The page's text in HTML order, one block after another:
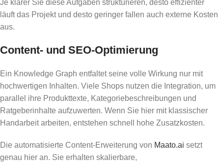
Je klarer Sie diese Aufgaben strukturieren, desto effizienter
läuft das Projekt und desto geringer fallen auch externe Kosten
aus.
Content- und SEO-Optimierung
Ein Knowledge Graph entfaltet seine volle Wirkung nur mit
hochwertigen Inhalten. Viele Shops nutzen die Integration, um
parallel ihre Produkttexte, Kategoriebeschreibungen und
Ratgeberinhalte aufzuwerten. Wenn Sie hier mit klassischer
Handarbeit arbeiten, entstehen schnell hohe Zusatzkosten.
Die automatisierte Content-Erweiterung von Maato.ai setzt
genau hier an. Sie erhalten skalierbare,